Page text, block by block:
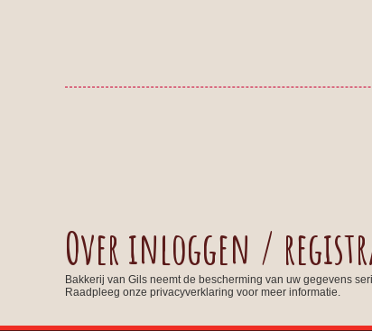
Over inloggen /
Bakkerij van Gils neemt de bescherming van uw gegevens
Raadpleeg onze privacyverklaring voor meer informatie.